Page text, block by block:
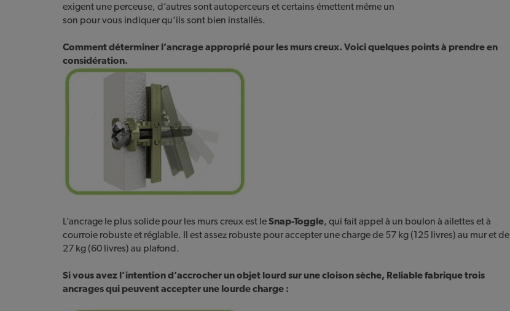
exigent une perceuse, d’autres sont autoperceurs et certains émettent même un
son pour vous indiquer qu’ils sont bien installés.
Comment déterminer l’ancrage approprié pour les murs creux. Voici quelques points à prendre en
considération.
L’ancrage le plus solide pour les murs creux est leSnap-Toggle, qui fait appel à un boulon à ailettes et à
courroie robuste et réglable. Il est assez robuste pour accepter une charge de 57 kg (125 livres) au mur et de
27 kg (60 livres) au plafond.
Si vous avez l’intention d’accrocher un objet lourd sur une cloison sèche, Reliable fabrique trois
ancrages qui peuvent accepter une lourde charge :